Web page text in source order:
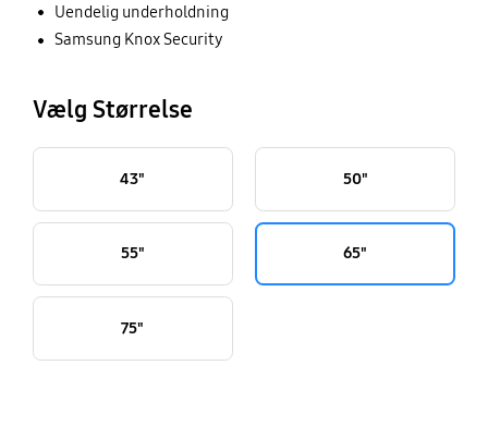
Uendelig underholdning
Samsung Knox Security
Vælg Størrelse
43" 50"
55" 65"
75"